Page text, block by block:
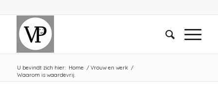
U bevindt zich hier: Home / Vrouw en werk /
Waarom is waardevrij.